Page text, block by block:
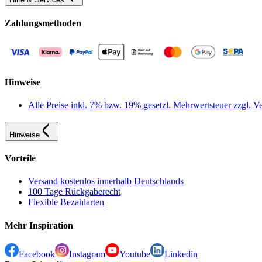
Zahlungsmethoden
Hinweise
Alle Preise inkl. 7% bzw. 19% gesetzl. Mehrwertsteuer zzgl.
Hinweise
Vorteile
Versand kostenlos innerhalb Deutschlands
100 Tage Rückgaberecht
Flexible Bezahlarten
Mehr Inspiration
Facebook Instagram Youtube
Linkedin